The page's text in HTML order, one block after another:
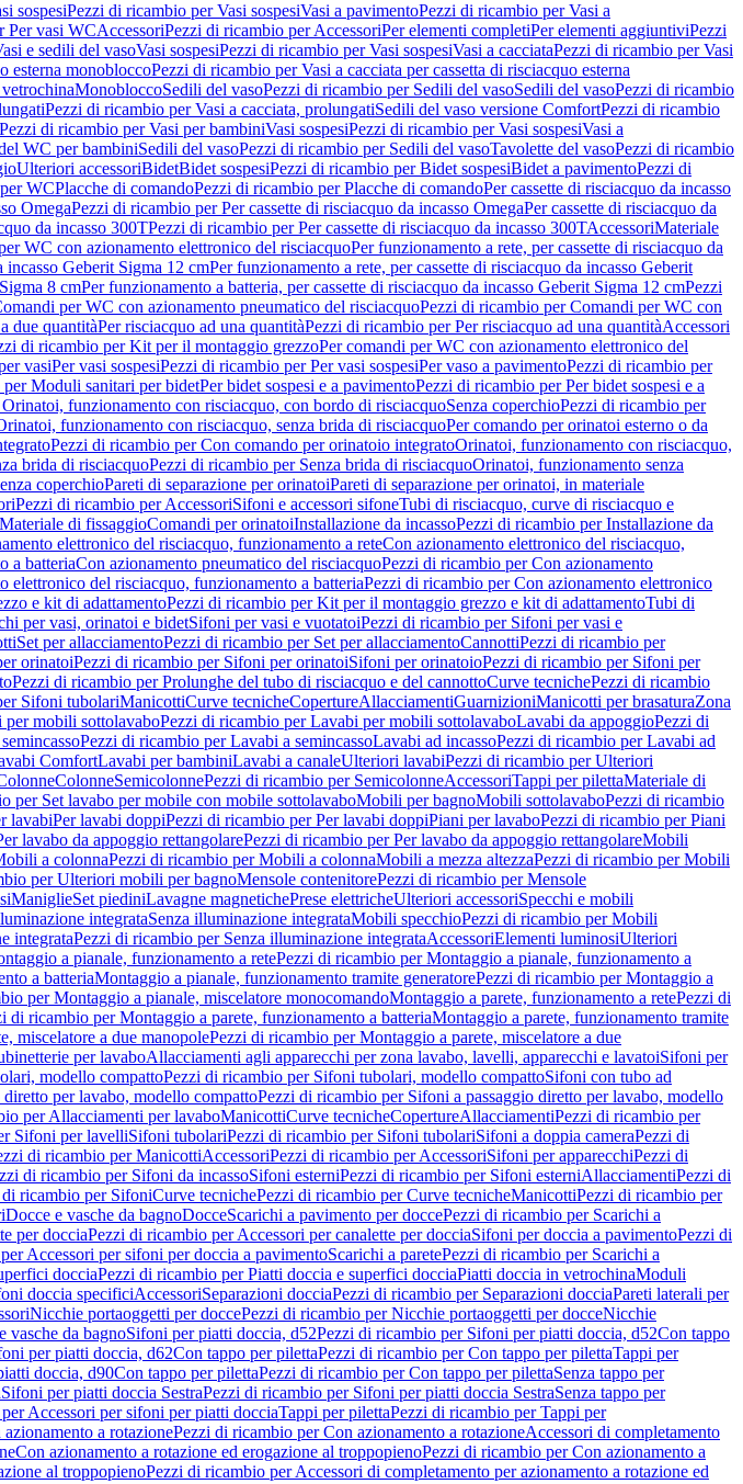
sospesiPezzi di ricambio per Vasi sospesiVasi a pavimentoPezzi di ricambio per Vasi a
Per vasi WCAccessoriPezzi di ricambio per AccessoriPer elementi completiPer elementi aggiuntiviPezzi
e sedili del vasoVasi sospesiPezzi di ricambio per Vasi sospesiVasi a cacciataPezzi di ricambio per Vasi
esterna monobloccoPezzi di ricambio per Vasi a cacciata per cassetta di risciacquo esterna
MonobloccoSedili del vasoPezzi di ricambio per Sedili del vasoSedili del vasoPezzi di ricambio
Pezzi di ricambio per Vasi a cacciata, prolungatiSedili del vaso versione ComfortPezzi di ricambio
Pezzi di ricambio per Vasi per bambiniVasi sospesiPezzi di ricambio per Vasi sospesiVasi a
WC per bambiniSedili del vasoPezzi di ricambio per Sedili del vasoTavolette del vasoPezzi di ricambio
Ulteriori accessoriBidetBidet sospesiPezzi di ricambio per Bidet sospesiBidet a pavimentoPezzi di
WCPlacche di comandoPezzi di ricambio per Placche di comandoPer cassette di risciacquo da incasso
OmegaPezzi di ricambio per Per cassette di risciacquo da incasso OmegaPer cassette di risciacquo da
da incasso 300TPezzi di ricambio per Per cassette di risciacquo da incasso 300TAccessoriMateriale
WC con azionamento elettronico del risciacquoPer funzionamento a rete, per cassette di risciacquo da
incasso Geberit Sigma 12 cmPer funzionamento a rete, per cassette di risciacquo da incasso Geberit
8 cmPer funzionamento a batteria, per cassette di risciacquo da incasso Geberit Sigma 12 cmPezzi
per WC con azionamento pneumatico del risciacquoPezzi di ricambio per Comandi per WC con
due quantitàPer risciacquo ad una quantitàPezzi di ricambio per Per risciacquo ad una quantitàAccessori
di ricambio per Kit per il montaggio grezzoPer comandi per WC con azionamento elettronico del
vasiPer vasi sospesiPezzi di ricambio per Per vasi sospesiPer vaso a pavimentoPezzi di ricambio per
Moduli sanitari per bidetPer bidet sospesi e a pavimentoPezzi di ricambio per Per bidet sospesi e a
funzionamento con risciacquo, con bordo di risciacquoSenza coperchioPezzi di ricambio per
funzionamento con risciacquo, senza brida di risciacquoPer comando per orinatoi esterno o da
Pezzi di ricambio per Con comando per orinatoio integratoOrinatoi, funzionamento con risciacquo,
brida di risciacquoPezzi di ricambio per Senza brida di risciacquoOrinatoi, funzionamento senza
coperchioPareti di separazione per orinatoiPareti di separazione per orinatoi, in materiale
Pezzi di ricambio per AccessoriSifoni e accessori sifoneTubi di risciacquo, curve di risciacquo e
Materiale di fissaggioComandi per orinatoiInstallazione da incassoPezzi di ricambio per Installazione da
elettronico del risciacquo, funzionamento a reteCon azionamento elettronico del risciacquo,
a batteriaCon azionamento pneumatico del risciacquoPezzi di ricambio per Con azionamento
elettronico del risciacquo, funzionamento a batteriaPezzi di ricambio per Con azionamento elettronico
e kit di adattamentoPezzi di ricambio per Kit per il montaggio grezzo e kit di adattamentoTubi di
per vasi, orinatoi e bidetSifoni per vasi e vuotatoiPezzi di ricambio per Sifoni per vasi e
Set per allacciamentoPezzi di ricambio per Set per allacciamentoCannottiPezzi di ricambio per
orinatoiPezzi di ricambio per Sifoni per orinatoiSifoni per orinatoioPezzi di ricambio per Sifoni per
Pezzi di ricambio per Prolunghe del tubo di risciacquo e del cannottoCurve tecnichePezzi di ricambio
Sifoni tubolariManicottiCurve tecnicheCopertureAllacciamentiGuarnizioniManicotti per brasaturaZona
per mobili sottolavaboPezzi di ricambio per Lavabi per mobili sottolavaboLavabi da appoggioPezzi di
Pezzi di ricambio per Lavabi a semincassoLavabi ad incassoPezzi di ricambio per Lavabi ad
ComfortLavabi per bambiniLavabi a canaleUlteriori lavabiPezzi di ricambio per Ulteriori
ColonneSemicolonnePezzi di ricambio per SemicolonneAccessoriTappi per pilettaMateriale di
per Set lavabo per mobile con mobile sottolavaboMobili per bagnoMobili sottolavaboPezzi di ricambio
lavabiPer lavabi doppiPezzi di ricambio per Per lavabi doppiPiani per lavaboPezzi di ricambio per Piani
lavabo da appoggio rettangolarePezzi di ricambio per Per lavabo da appoggio rettangolareMobili
a colonnaPezzi di ricambio per Mobili a colonnaMobili a mezza altezzaPezzi di ricambio per Mobili
per Ulteriori mobili per bagnoMensole contenitorePezzi di ricambio per Mensole
ManiglieSet piediniLavagne magnetichePrese elettricheUlteriori accessoriSpecchi e mobili
integrataSenza illuminazione integrataMobili specchioPezzi di ricambio per Mobili
integrataPezzi di ricambio per Senza illuminazione integrataAccessoriElementi luminosiUlteriori
a pianale, funzionamento a retePezzi di ricambio per Montaggio a pianale, funzionamento a
a batteriaMontaggio a pianale, funzionamento tramite generatorePezzi di ricambio per Montaggio a
per Montaggio a pianale, miscelatore monocomandoMontaggio a parete, funzionamento a retePezzi di
di ricambio per Montaggio a parete, funzionamento a batteriaMontaggio a parete, funzionamento tramite
miscelatore a due manopolePezzi di ricambio per Montaggio a parete, miscelatore a due
per lavaboAllacciamenti agli apparecchi per zona lavabo, lavelli, apparecchi e lavatoiSifoni per
modello compattoPezzi di ricambio per Sifoni tubolari, modello compattoSifoni con tubo ad
diretto per lavabo, modello compattoPezzi di ricambio per Sifoni a passaggio diretto per lavabo, modello
per Allacciamenti per lavaboManicottiCurve tecnicheCopertureAllacciamentiPezzi di ricambio per
Sifoni per lavelliSifoni tubolariPezzi di ricambio per Sifoni tubolariSifoni a doppia cameraPezzi di
di ricambio per ManicottiAccessoriPezzi di ricambio per AccessoriSifoni per apparecchiPezzi di
di ricambio per Sifoni da incassoSifoni esterniPezzi di ricambio per Sifoni esterniAllacciamentiPezzi di
ricambio per SifoniCurve tecnichePezzi di ricambio per Curve tecnicheManicottiPezzi di ricambio per
Docce e vasche da bagnoDocceScarichi a pavimento per doccePezzi di ricambio per Scarichi a
per docciaPezzi di ricambio per Accessori per canalette per docciaSifoni per doccia a pavimentoPezzi di
Accessori per sifoni per doccia a pavimentoScarichi a paretePezzi di ricambio per Scarichi a
docciaPezzi di ricambio per Piatti doccia e superfici docciaPiatti doccia in vetrochinaModuli
doccia specificiAccessoriSeparazioni docciaPezzi di ricambio per Separazioni docciaPareti laterali per
Nicchie portaoggetti per doccePezzi di ricambio per Nicchie portaoggetti per docceNicchie
vasche da bagnoSifoni per piatti doccia, d52Pezzi di ricambio per Sifoni per piatti doccia, d52Con tappo
per piatti doccia, d62Con tappo per pilettaPezzi di ricambio per Con tappo per pilettaTappi per
doccia, d90Con tappo per pilettaPezzi di ricambio per Con tappo per pilettaSenza tappo per
Sifoni per piatti doccia SestraPezzi di ricambio per Sifoni per piatti doccia SestraSenza tappo per
Accessori per sifoni per piatti docciaTappi per pilettaPezzi di ricambio per Tappi per
azionamento a rotazionePezzi di ricambio per Con azionamento a rotazioneAccessori di completamento
Con azionamento a rotazione ed erogazione al troppopienoPezzi di ricambio per Con azionamento a
al troppopienoPezzi di ricambio per Accessori di completamento per azionamento a rotazione ed